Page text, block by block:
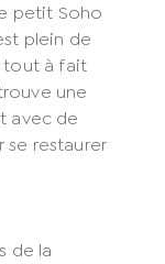
petit Soho
plein de
tout à fait
une
avec de
se restaurer
de la